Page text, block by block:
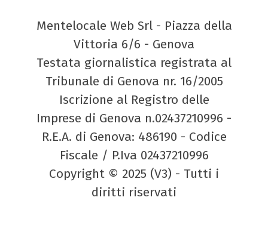
Mentelocale Web Srl - Piazza della
Vittoria 6/6 - Genova
Testata giornalistica registrata al
Tribunale di Genova nr. 16/2005
Iscrizione al Registro delle
Imprese di Genova n.02437210996 -
R.E.A. di Genova: 486190 - Codice
Fiscale / P.Iva 02437210996
Copyright © 2025 (V3) - Tutti i
diritti riservati